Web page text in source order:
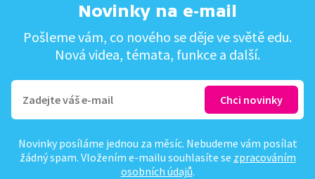
Novinky na e-mail
Pošleme vám, co nového se děje ve světě edu.
Nová videa, témata, funkce a další.
Novinky posíláme jednou za měsíc. Nebudeme vám posílat
žádný spam. Vložením e-mailu souhlasíte se zpracováním
osobních údajů.